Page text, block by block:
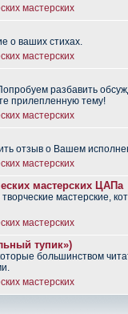
мастерских
о ваших стихах.
мастерских
разбавить
прилепленную тему!
мастерских
отзыв о Вашем
мастерских
мастерских ЦАПа
мастерские,
мастерских
тупик»)
большинством
мастерских